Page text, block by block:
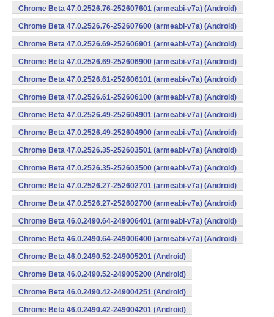
Chrome Beta 47.0.2526.76-252607601 (armeabi-v7a) (Android)
Chrome Beta 47.0.2526.76-252607600 (armeabi-v7a) (Android)
Chrome Beta 47.0.2526.69-252606901 (armeabi-v7a) (Android)
Chrome Beta 47.0.2526.69-252606900 (armeabi-v7a) (Android)
Chrome Beta 47.0.2526.61-252606101 (armeabi-v7a) (Android)
Chrome Beta 47.0.2526.61-252606100 (armeabi-v7a) (Android)
Chrome Beta 47.0.2526.49-252604901 (armeabi-v7a) (Android)
Chrome Beta 47.0.2526.49-252604900 (armeabi-v7a) (Android)
Chrome Beta 47.0.2526.35-252603501 (armeabi-v7a) (Android)
Chrome Beta 47.0.2526.35-252603500 (armeabi-v7a) (Android)
Chrome Beta 47.0.2526.27-252602701 (armeabi-v7a) (Android)
Chrome Beta 47.0.2526.27-252602700 (armeabi-v7a) (Android)
Chrome Beta 46.0.2490.64-249006401 (armeabi-v7a) (Android)
Chrome Beta 46.0.2490.64-249006400 (armeabi-v7a) (Android)
Chrome Beta 46.0.2490.52-249005201 (Android)
Chrome Beta 46.0.2490.52-249005200 (Android)
Chrome Beta 46.0.2490.42-249004251 (Android)
Chrome Beta 46.0.2490.42-249004201 (Android)